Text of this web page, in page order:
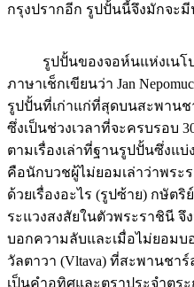
กรุงปรากอีก รูปปั้นนี้จึงมักจะ
รูปปั้นของจอห์นแห่งเนโปมุ
ภาษาเช็กเขียนว่า Jan
รูปปั้นที่เก่าแก่ที่สุดบนสะพานช
ซึ่งเป็นช่วงเวลาที่จะครบรอบ
ตามเรื่องเล่าที่ฐานรูปปั้นซึ่งแ
คือนักบวชผู้ไม่ยอมเล่าว่าพระ
ด้วยเรื่องอะไร (รูปซ้าย) กษัตริย์
ระแวงสงสัยในตัวพระราชินี
บอกความลับและเมื่อไม่ยอมบ
วัลตาวา (Vltava) ที่สะพานชา
เป็นคำอุทิศและตราประจำตร